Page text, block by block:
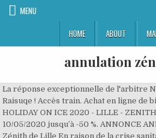
MENU
HOME
ABOUT
annulation
La réponse exceptionnelle de l'arbitre Nigel Owens sur le geste de Raisuqe ! Accès train. Achat en ligne de billets pour le spectacle de HOLIDAY ON ICE 2020 - LILLE - ZENITH ARENA du 08/05/2020 au 10/05/2020 jusqu’à -50 %. ANNONCE ANNULATION / Niska au Zénith de Lille En raison de la crise sanitaire, le concert tant attendu de Niska Officiel au Zénith initialement prévu le 02.04.20 puis reporté au 27.01.21est malheureusement annulé. Gims Le 11.03.20 - reporté à la date du 25.06.20 . COVID-19 : Annulation ou report au Zénith de Lille - Voici la liste . La date à #Lille ne pouvant être décalée, vous pouvez vous reporter sur le Stade Pierre Mauroy. A noter que les billets achetés pour le mois d’avril restent valables pour ce concert d’octobre. www.ticketmaster.fr › salle › zenith-arena-lille › idsite. Les deux concerts de Gims, prévus les 11 et 12 mars au Zénith de Lille ont été reportés au mois de juin, a annoncé la salle ce mardi 3 mars sur Twitter. Les tests s’effectuent uniquement sur rendez-vous, de 9h à 15h, avec priorité d’accès aux personnes présentant un risque élevé de contamination (conformément aux directives du Ministère des Solidarités et de la Santé). © 2021 actu.fr, détenu et coexploité par Publihebdos et ses filiales.Hébergement dédié : Groupe DIS, Digital Ad Trust et ACPM. Sauf information exceptionnelle communiquée par le Zénith, ce remboursement s’effectue auprès de la … Ninho Le 10.03.20 - reporté à la date du 19.09.20 . La prise de rendez-vous s’effectue sur le site de Synlab Hauts-de-France. (Remboursement des places auprès des billetteries où vous les avez achetées à partir du 02.09) Slimane & Vitaa seront bien sur la scène du Zénith de Lille (Nord) en 2020. Le Zénith de Lille est désservi par la Ligne 2 du métro. Zénith Lille annulation concert. Les arrêts « Mairie de Lille » et « Lille Grand Palais » se situent à 500 mètres de la salle. Supertramp annule sa date au Zénith de Lille en décembre Le groupe britannique Supertramp a annoncé ce mardi l’annulation de sa tournée européenne en raison de la … Gestes barrière Après l’annulation de leur concert prévu début avril 2020, en raison de l’épidémie de coronavirus, Vitaa & Slimane ont annoncé une date de report au Zénith de Lille (Nord). « Le concert de MATT POKORA prévu le Dimanche 15 Mars au Zenith de Lille étant annulé suite aux mesures prises par le gouvernement pour lutter contre le coronavirus, les billets seront remboursables à partir du mardi 17 mars dans les points de vente où ceux-ci ont été achetés. Chalet de Pont Peyron. Tousser ou éternuer dans son coude. Nous espérons retrouver très vite ce grand habitué de notre scène! Remboursements possibles avant le 31.03.21 auprès de … En cas d’annulation ou de report de la manifestation, les modalités de remboursement du billet seront définies par l’organisateur / producteur de l’évènement. Zenith De Lille Réservez les meilleures places grâce au plan de salle interactif et recevez vos billets immédiatement en E-ticket Ticketmaster France Créé par. Devant l’augmentation continue et rapide du nombre de prélèvements à réaliser chaque jour, le laboratoire Synlab Hauts-de-France ouvre à partir du 16 octobre un centre de prélèvements PCR au Zénith de Lille. Avec l'épidémie du coronavirus, toute la vie culturelle de Lille (Nord) a été chamboulée. Zénith Lille annulation concert. #programmation ⚠ Annulation de Holiday On Ice initialement prévu au ... Zénith de Lille du 08 au 10.05.2020 "Cher public, chers partenaires, chers amis d'Holiday on Ice En conséquence des mesures annoncées par le gouvernement, Holiday on Ice a le regret de vous informer que la tournée française de « SUPERNOVA » est annulée dans sa totalité. 2 Disparition inquiétante, Balkany en garde à vue : l'info à midi en Ile-de-France. #programmation ⚠ Annulation du concert de M Pokora initialement prév... u le 15.03.20 « Le concert de MATT POKORA prévu le Dimanche 15 Mars au Zenith de Lille étant annulé suite aux mesures prises par le gouvernement pour lutter contre le coronavirus, les billets seront remboursables à partir du mardi 17 mars dans les points de vente où ceux-ci ont été achetés. Voir toute la programmation. Le Zénith de Lille (ou Zénith Arena de Lille ou Zénith Arena Concert Hall) est une salle de spectacle situé à Lille dans le département français du Nord. Devant l’augmentation continue et rapide du nombre de prélèvements à réaliser chaque jour, le laboratoire Synlab Hauts-de-France ouvre à partir du 16 octobre un centre de prélèvements PCR au Zénith de Lille. Leur concert de début avril étant annulé en raison du coronavirus, il est reporté au mois d'octobre. ... Assurance Annulation. fr.wikipedia.org › wiki › Zénith_de_Lille. Ce n’est pas tout ... Jeune femme humiliée lors d'un contrôle : la police municipale mise en cause, la Ville réagit, 5 Yoann Huget (Stade Toulousain) : "Mon annonce ? Zenith Arena - Lille, Lille | Evénements et Tickets | Ticketmaster. Choisissez les meilleures places avec le Plan de Salle Interactif, avis et video Prix 39.00€ Le ministre de la Santé vient d’annoncer que « tous les rassemblements de plus de 5 000 personnes en milieu confiné » sont annulés. C'était un soulagement pour tout le monde...", Abonnez-vous pour lire le journal PDF en illimité. Se laver régulièrement les mains au savon ou avec du gel hydro-alcoolique. Achetez vos places pour Julien Dore du 14/10/2021 au 15/10/2021 au meilleur prix sur Fnac Spectacles, leader de la billetterie en France. Idéalement situé, à équidistance des gares Lille Flandres et Lille Europe, le Zénith de Lille n'est qu'à 5 minutes à pieds des deux gares : En plus des spectacles et concerts, le Zénith de Lille a la possibilité de se transformer en un cadre magique pour les grands rendez-vous d’entreprises : conventions, séminaires, meetings, dîners de gala, défilés…etc Totalement connectés, vous pouvez passer du Zénith … Copyright 2021© Zenith Arena de